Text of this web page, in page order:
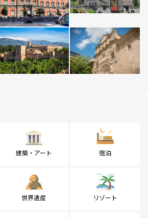
建築・アート 宿泊
世界遺産 リゾート